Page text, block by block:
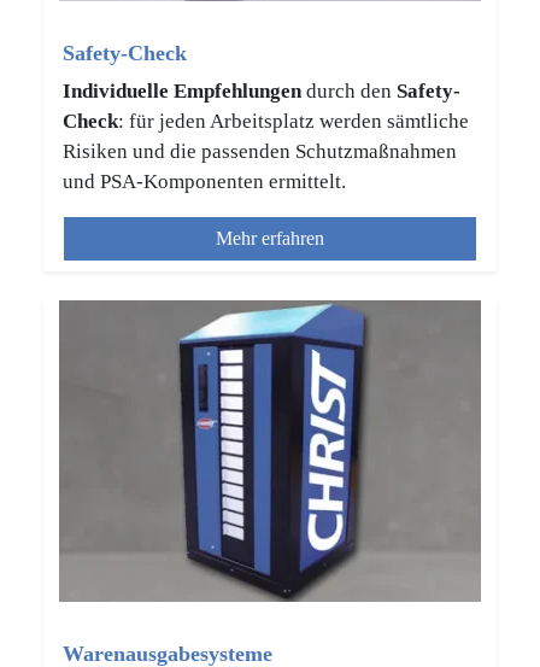
Safety-Check
Individuelle Empfehlungendurch den Safety-
Check: für jeden Arbeitsplatz werden sämtliche
Risiken und die passenden Schutzmaßnahmen
und PSA-Komponenten ermittelt.
Mehr erfahren
Warenausgabesysteme